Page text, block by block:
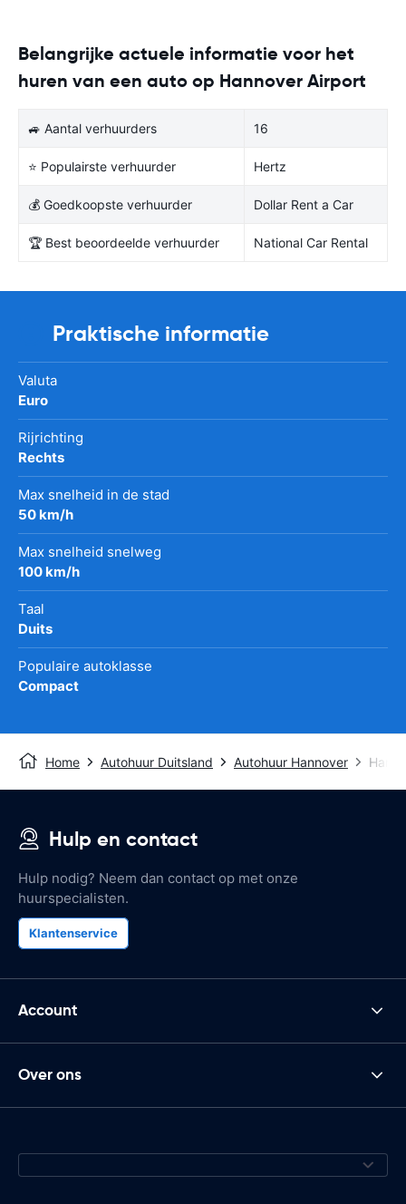
Belangrijke actuele informatie voor het
huren van een auto op Hannover Airport
🚙 Aantal verhuurders 16
⭐ Populairste verhuurder Hertz
💰 Goedkoopste verhuurder Dollar Rent a Car
🏆 Best beoordeelde verhuurder National Car Rental
Praktische informatie
Valuta
Euro
Rijrichting
Rechts
Max snelheid in de stad
50 km/h
Max snelheid snelweg
100 km/h
Taal
Duits
Populaire autoklasse
Compact
Home Autohuur Duitsland Autohuur Hannover
Hulp en contact
Hulp nodig? Neem dan contact op met onze
huurspecialisten.
Klantenservice
Account
Over ons